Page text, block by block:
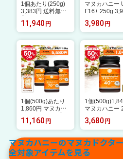
1個あたり(250g)
3,383円 送料無料
【15%OFF 8月14
日20:00〜21日1:5
9 クーポン利用で
11,940円→10,14
9円】マヌカハニー
UMF16+ 3個 750
g ニュージーラン
ド モノフローラル
Manuka Doctor マ
ヌカドクター 贈答
品 非加熱
11,940 円
マヌカハニー
F16+ 250g
円 送料無料 ニ
ージーランド
フローラル 蜂
ハチミツ はち
贈答品 返礼品
礼 健康管理
熱
3,980 円
1個(500g)あたり
1,860円 マヌカハ
ニー 送料無料 【半
額 8月14日20:0
0〜21日1:59 クー
ポン利用で 50%O
FF 11,160円→5,5
80円】 MGO70+ 5
11,160 円
1個
マヌカハニー
以上購入で送
料 【半額 8月14
20:00〜21日
クーポン利用
0%OFF
1,840円】
3,680 円
マヌカハニーのマヌカドクタ
全対象アイテムを見る